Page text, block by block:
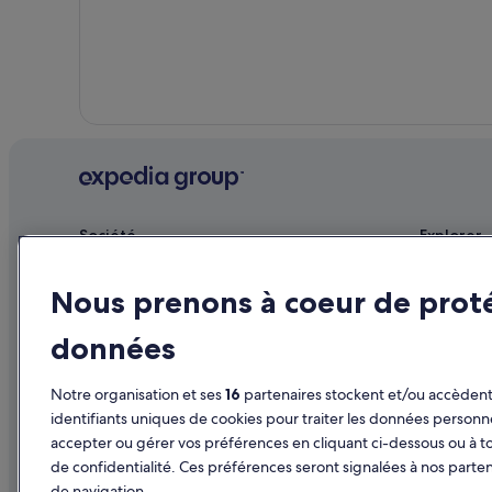
Société
Affiliate Marketing
Presse
Explorer
Hôtels en
Vols en
Locations
Nous prenons à coeur de
données
Notre organisation et ses16 partenaires stockent et/ou
identifiants uniques de cookies pour traiter les données
accepter ou gérer vos préférences en cliquant ci-dessous ou à
de confidentialité. Ces préférences seront signalées à nos